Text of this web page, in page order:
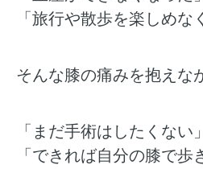
「旅行や散歩を楽しめな
そんな膝の痛みを抱えな
「まだ手術はしたくない」
「できれば自分の膝で歩